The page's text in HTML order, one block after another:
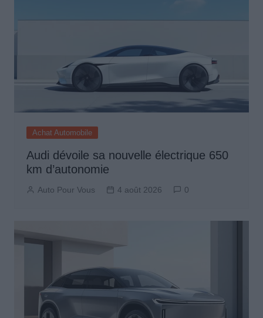
Achat Automobile
Audi dévoile sa nouvelle électrique 650
km d’autonomie
Auto Pour Vous 4 août 2026 0